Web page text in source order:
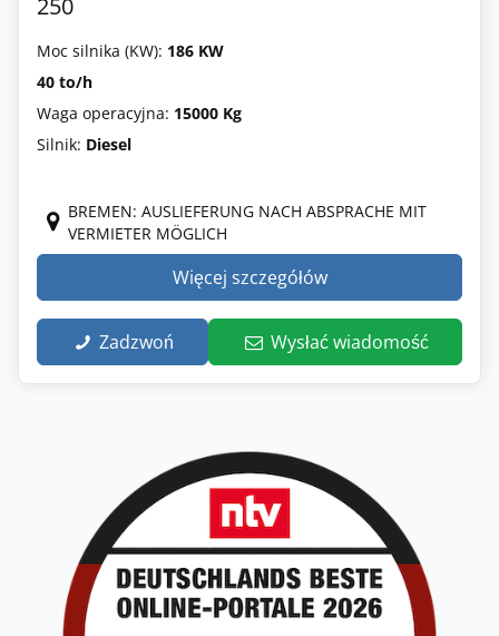
250
Moc silnika (KW): 186 KW
40 to/h
Waga operacyjna: 15000 Kg
Silnik: Diesel
BREMEN: AUSLIEFERUNG NACH ABSPRACHE MIT
VERMIETER MÖGLICH
Więcej szczegółów
Zadzwoń Wysłać wiadomość